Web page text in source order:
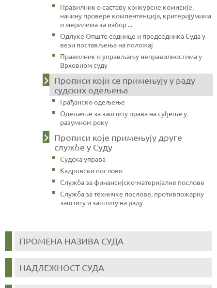
Правилник о саставу конкурсне комисије,
начину провере компентенција, критеријумима
и мерилима за избор ...
Одлуке Опште седнице и председника Суда у
вези постављења на положај
Правилник о управљању неправилностима у
Врховном суду
Прописи који се примењују у раду
судских одељења
Грађанско одељење
Одељење за заштиту права на суђење у
разумном року
Прописи које примењују друге
службе у Суду
Судска управа
Кадровски послови
Служба за финансијско-материјалне послове
Служба за техничке послове, противпожарну
заштиту и заштиту на раду
ПРОМЕНА НАЗИВА СУДА
НАДЛЕЖНОСТ СУДА